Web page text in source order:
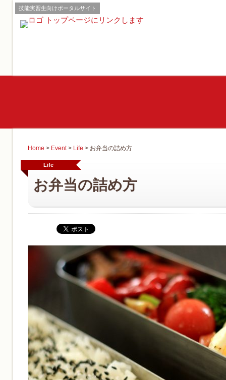
技能実習生向けポータルサイト
Home > Event> Life > お弁当の詰め方
Life
お弁当の詰め方